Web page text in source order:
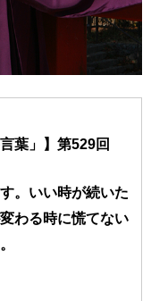
葉」】第529回
。いい時が続いた
わる時に慌てない